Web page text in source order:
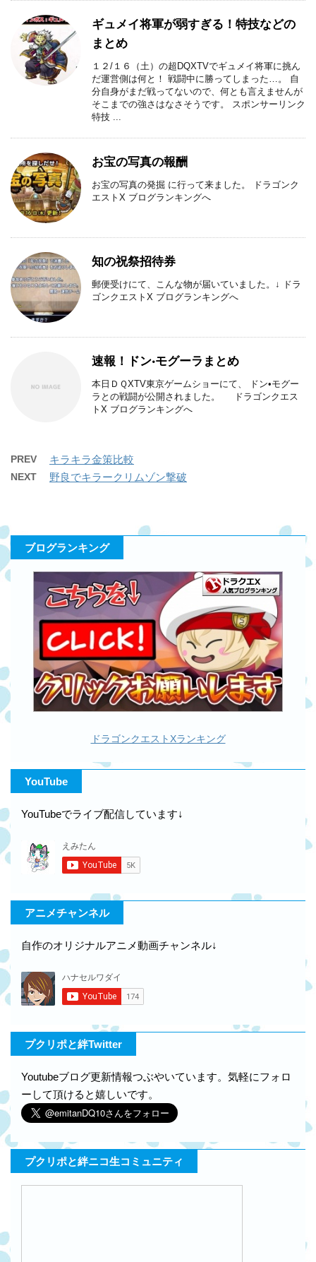
ギュメイ将軍が弱すぎる！特技などの
まとめ
１２/１６（土）の超DQXTVでギュメイ将軍に挑ん
だ運営側は何と！ 戦闘中に勝ってしまった…。 自
分自身がまだ戦ってないので、何とも言えませんが
そこまでの強さはなさそうです。 スポンサーリンク
特技 ...
お宝の写真の報酬
お宝の写真の発掘 に行って来ました。 ドラゴンク
エストX ブログランキングへ
知の祝祭招待券
郵便受けにて、こんな物が届いていました。↓ ドラ
ゴンクエストX ブログランキングへ
速報！ドン•モグーラまとめ
本日ＤＱXTV東京ゲームショーにて、 ドン•モグー
ラとの戦闘が公開されました。 ドラゴンクエス
トX ブログランキングへ
PREV キラキラ金策比較
NEXT 野良でキラークリムゾン撃破
ブログランキング
ドラゴンクエストXランキング
YouTube
YouTubeでライブ配信しています↓
アニメチャンネル
自作のオリジナルアニメ動画チャンネル↓
プクリポと絆Twitter
Youtubeブログ更新情報つぶやいています。気軽にフォロ
ーして頂けると嬉しいです。
プクリポと絆ニコ生コミュニティ